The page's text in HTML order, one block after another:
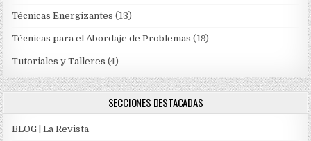
Técnicas Energizantes (13)
Técnicas para el Abordaje de Problemas (19)
Tutoriales y Talleres (4)
SECCIONES DESTACADAS
BLOG | La Revista